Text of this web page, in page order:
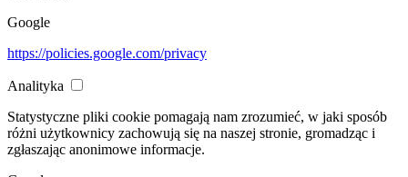
Google
https://policies.google.com/privacy
Analityka
Statystyczne pliki cookie pomagają nam zrozumieć, w jaki sposób
różni użytkownicy zachowują się na naszej stronie, gromadząc i
zgłaszając anonimowe informacje.